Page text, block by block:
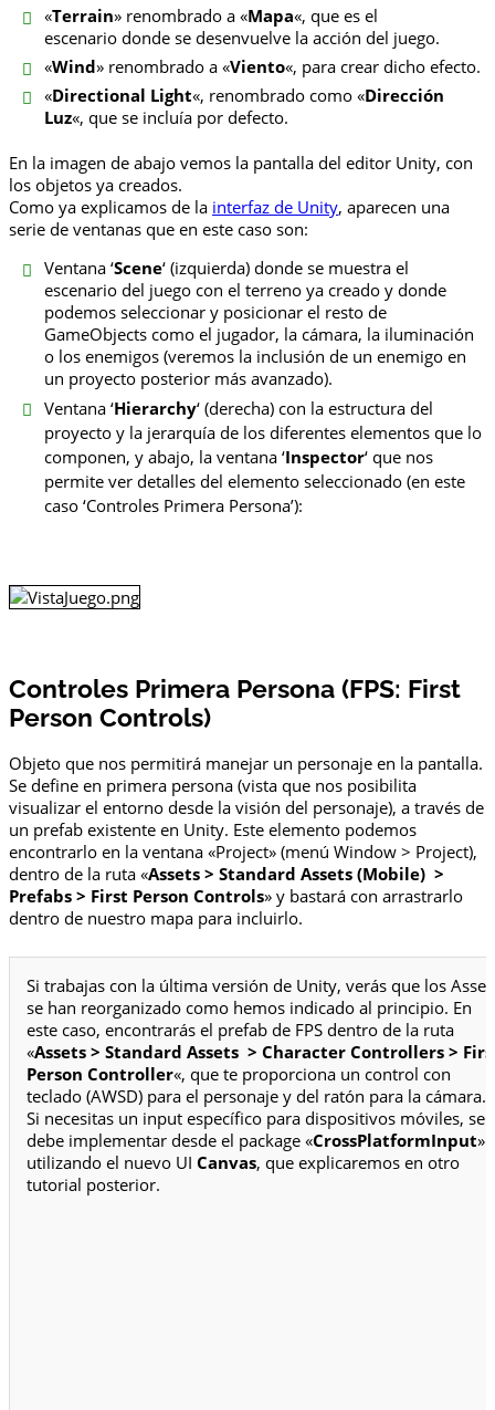
«Terrain» renombrado a «Mapa«, que es el
escenario donde se desenvuelve la acción del juego.
«Wind» renombrado a «Viento«, para crear dicho efecto.
«Directional Light«, renombrado como «Dirección
Luz«, que se incluía por defecto.
En la imagen de abajo vemos la pantalla del editor Unity, con
los objetos ya creados.
Como ya explicamos de la interfaz de Unity, aparecen una
serie de ventanas que en este caso son:
Ventana ‘Scene‘ (izquierda) donde se muestra el
escenario del juego con el terreno ya creado y donde
podemos seleccionar y posicionar el resto de
GameObjects como el jugador, la cámara, la iluminación
o los enemigos (veremos la inclusión de un enemigo en
un proyecto posterior más avanzado).
Ventana ‘Hierarchy‘ (derecha) con la estructura del
proyecto y la jerarquía de los diferentes elementos que lo
componen, y abajo, la ventana ‘Inspector‘ que nos
permite ver detalles del elemento seleccionado (en este
caso ‘Controles Primera Persona’):
Controles Primera Persona (FPS: First
Person Controls)
Objeto que nos permitirá manejar un personaje en la pantalla.
Se define en primera persona (vista que nos posibilita
visualizar el entorno desde la visión del personaje), a través de
un prefab existente en Unity. Este elemento podemos
encontrarlo en la ventana «Project» (menú Window > Project),
dentro de la ruta «Assets > Standard Assets (Mobile) >
Prefabs > First Person Controls» y bastará con arrastrarlo
dentro de nuestro mapa para incluirlo.
Si trabajas con la última versión de Unity, verás que los
se han reorganizado como hemos indicado al principio. En
este caso, encontrarás el prefab de FPS dentro de la ruta
«Assets > Standard Assets > Character Controllers >
Person Controller«, que te proporciona un control con
teclado (AWSD) para el personaje y del ratón para la cámara.
Si necesitas un input específico para dispositivos móviles, se
debe implementar desde el package «CrossPlatformInput»
utilizando el nuevo UI Canvas, que explicaremos en otro
tutorial posterior.